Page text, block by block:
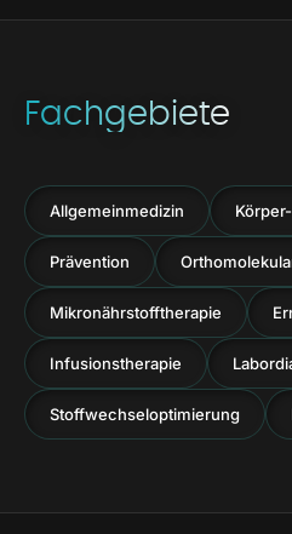
Fachgebiete
Allgemeinmedizin
Prävention
Mikronährstofftherapie
Infusionstherapie
Stoffwechseloptimierung